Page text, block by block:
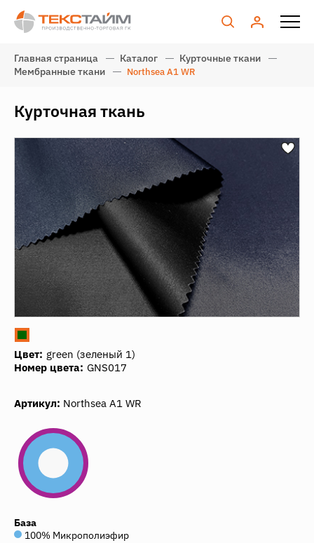
Главная страница Каталог
Курточные ткани
Мембранные ткани
Northsea A1 WR
Курточная ткань
Цвет: green (зеленый 1)
Номер цвета: GNS017
Артикул: Northsea A1 WR
База
100% Микрополиэфир